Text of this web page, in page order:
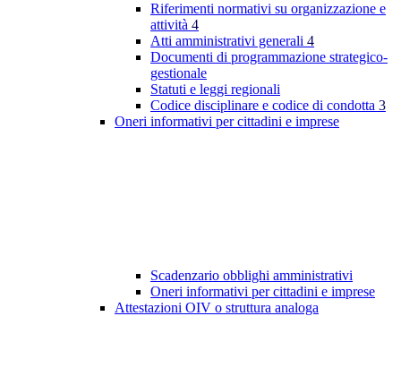
Riferimenti normativi su organizzazione e
attività 4
Atti amministrativi generali 4
Documenti di programmazione strategico-
gestionale
Statuti e leggi regionali
Codice disciplinare e codice di condotta 3
Oneri informativi per cittadini e imprese
Scadenzario obblighi amministrativi
Oneri informativi per cittadini e imprese
Attestazioni OIV o struttura analoga